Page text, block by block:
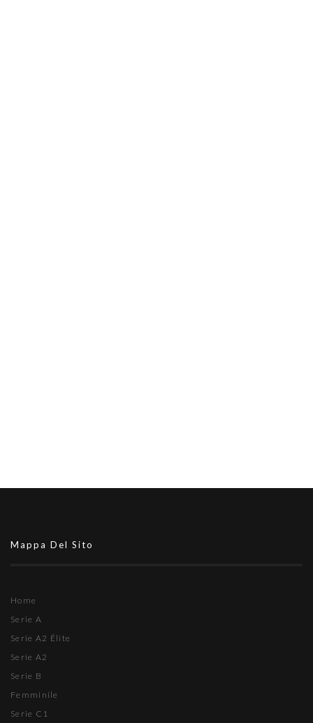
Mappa Del Sito
Home
Serie A
Serie A2 Élite
Serie A2
Serie B
Femminile
Serie C1